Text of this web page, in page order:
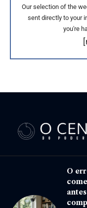
Our selection of the
sent directly to your
you're
O